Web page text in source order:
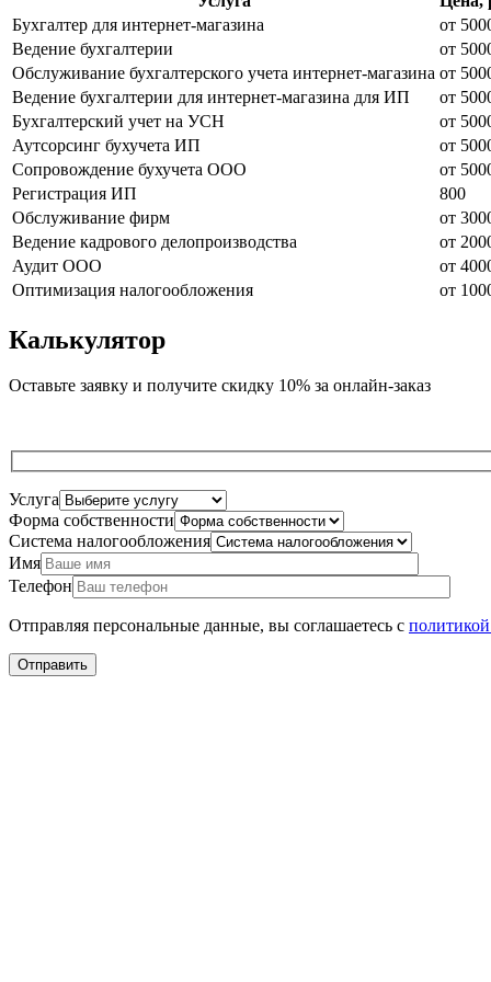
Бухгалтер для интернет-магазина
от
Ведение бухгалтерии
от
Обслуживание бухгалтерского учета интернет-магазина от
Ведение бухгалтерии для интернет-магазина для ИП
от
Бухгалтерский учет на УСН
от
Аутсорсинг бухучета ИП
от
Сопровождение бухучета ООО
от
Регистрация ИП
800
Обслуживание фирм
от
Ведение кадрового делопроизводства
от
Аудит ООО
от
Оптимизация налогообложения
от
Калькулятор
Оставьте заявку и получите скидку 10% за онлайн-заказ
Услуга
Форма собственности
Система налогообложения
Имя
Телефон
Отправляя персональные данные, вы соглашаетесь с